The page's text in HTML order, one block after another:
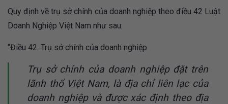
Quy định về trụ sở chính của doanh nghiệp theo điều 42 Luật
Doanh Nghiệp Việt Nam như sau:
“Điều 42. Trụ sở chính của doanh nghiệp
Trụ sở chính của doanh nghiệp đặt trên
lãnh thổ Việt Nam, là địa chỉ liên lạc của
doanh nghiệp và được xác định theo địa